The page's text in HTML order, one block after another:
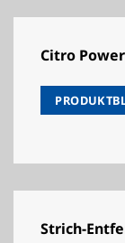
Citro
Strich-